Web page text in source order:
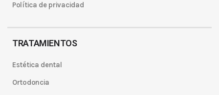
Política de privacidad
TRATAMIENTOS
Estética dental
Ortodoncia